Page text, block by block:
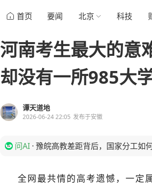
首页 要闻 北京 科技
河南考生最大的意
却没有一所985大学
谭天道地
2026-06-24 22:05 发布于安徽
问AI · 豫皖高教差距背后，国家分工如
全网最共情的高考遗憾，一定